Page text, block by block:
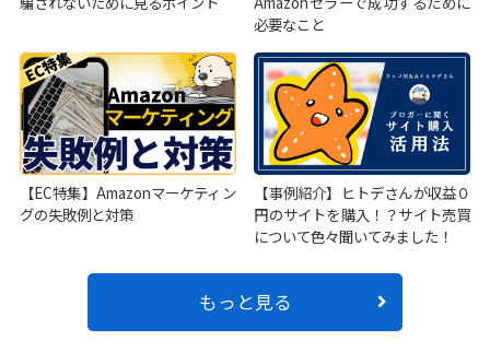
必要なこと
【EC特集】Amazonマーケティン
グの失敗例と対策
【事例紹介】ヒトデさんが収益０
円のサイトを購入！？サイト売買
について色々聞いてみました！
もっと見る